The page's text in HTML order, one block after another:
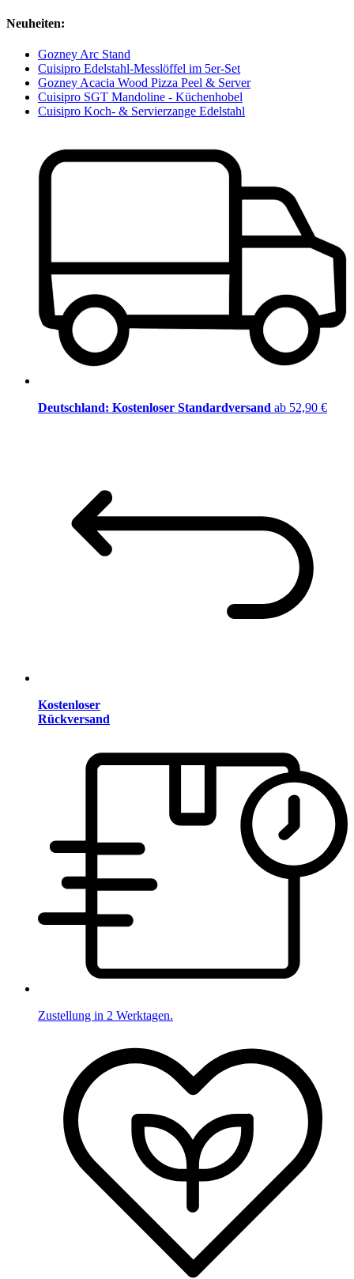
Neuheiten:
Gozney Arc Stand
Cuisipro Edelstahl-Messlöffel im 5er-Set
Gozney Acacia Wood Pizza Peel & Server
Cuisipro SGT Mandoline - Küchenhobel
Cuisipro Koch- & Servierzange Edelstahl
Deutschland: Kostenloser Standardversand ab 52,90 €
Kostenloser
Rückversand
Zustellung in 2 Werktagen.